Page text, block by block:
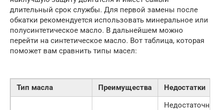
длительный срок службы. Для первой замены после
обкатки рекомендуется использовать минеральное или
полусинтетическое масло. В дальнейшем можно
перейти на синтетическое масло. Вот таблица, которая
поможет вам сравнить типы масел:
Тип масла Преимущества Недостатки
Недостаточная